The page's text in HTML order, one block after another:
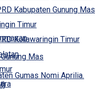
Kabupaten Gunung Mas
Timur
Kotawaringin Timur
Mas